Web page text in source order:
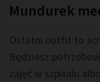
Mundurek
Ostatni outfit to
Będziesz
zajęć w szpitalu